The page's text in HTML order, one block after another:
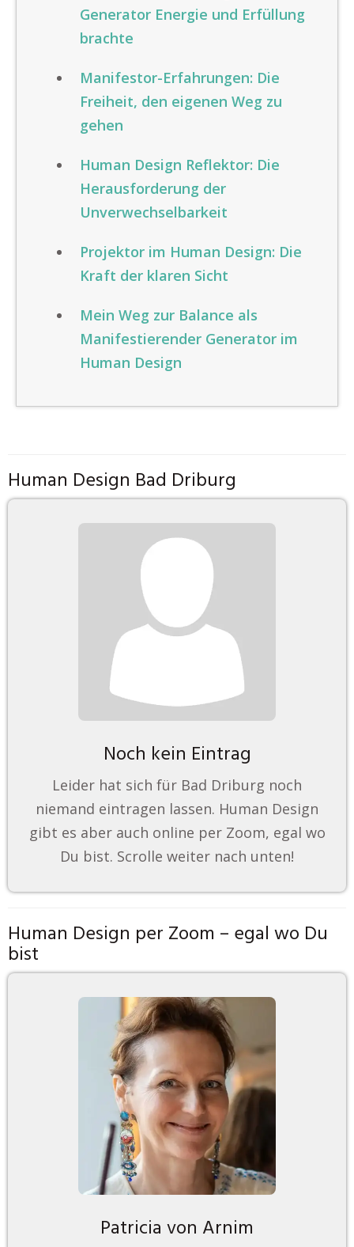
Generator Energie und Erfüllung
brachte
Manifestor-Erfahrungen: Die
Freiheit, den eigenen Weg zu
gehen
Human Design Reflektor: Die
Herausforderung der
Unverwechselbarkeit
Projektor im Human Design: Die
Kraft der klaren Sicht
Mein Weg zur Balance als
Manifestierender Generator im
Human Design
Human Design Bad Driburg
Noch kein Eintrag
Leider hat sich für Bad Driburg noch
niemand eintragen lassen. Human Design
gibt es aber auch online per Zoom, egal wo
Du bist. Scrolle weiter nach unten!
Human Design per Zoom – egal wo Du
bist
Patricia von Arnim